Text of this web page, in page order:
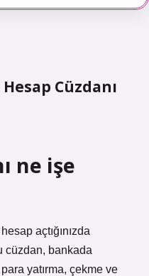
Cüzdanı
ne işe
açtığınızda
cüzdan, bankada
yatırma, çekme ve